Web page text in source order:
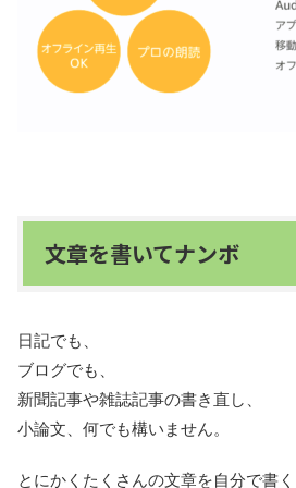
文章を書いてナンボ
日記でも、
ブログでも、
新聞記事や雑誌記事の書き直し、
小論文、何でも構いません。
とにかくたくさんの文章を自分で書